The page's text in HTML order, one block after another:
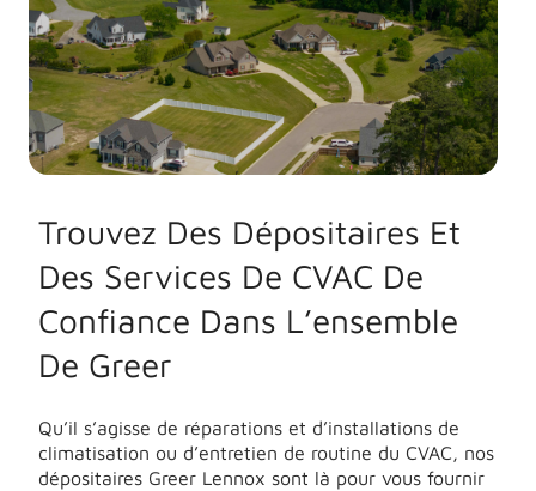
Trouvez Des Dépositaires Et
Des Services De CVAC De
Confiance Dans L’ensemble
De Greer
Qu’il s’agisse de réparations et d’installations de
climatisation ou d’entretien de routine du CVAC, nos
dépositaires Greer Lennox sont là pour vous fournir